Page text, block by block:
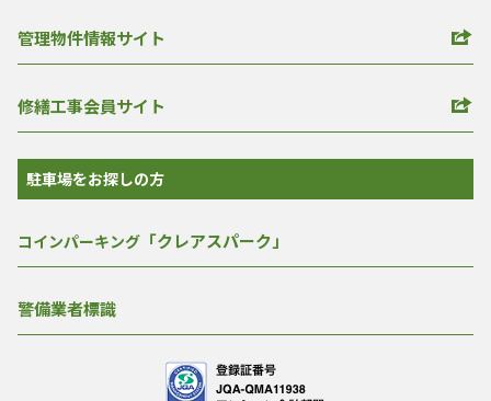
管理物件情報サイト
修繕工事会員サイト
駐車場をお探しの方
コインパーキング 「クレアスパーク」
警備業者標識